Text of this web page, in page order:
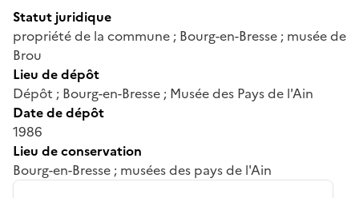
Statut juridique
propriété de la commune ; Bourg-en-Bresse ; musée de
Brou
Lieu de dépôt
Dépôt ; Bourg-en-Bresse ; Musée des Pays de l'Ain
Date de dépôt
1986
Lieu de conservation
Bourg-en-Bresse ; musées des pays de l'Ain